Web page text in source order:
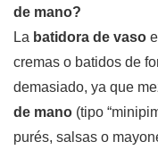
de mano?
La batidora de vaso
cremas o batidos de
demasiado, ya que
de mano (tipo
purés, salsas o